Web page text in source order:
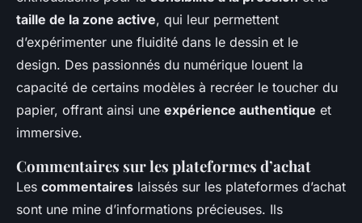
taille de la zone active, qui leur permettent
d’expérimenter une fluidité dans le dessin et le
design. Des passionnés du numérique louent la
capacité de certains modèles à recréer le toucher du
papier, offrant ainsi une expérience authentique et
immersive.
Commentaires sur les plateformes d’achat
Les commentaires laissés sur les plateformes d’achat
sont une mine d’informations précieuses. Ils